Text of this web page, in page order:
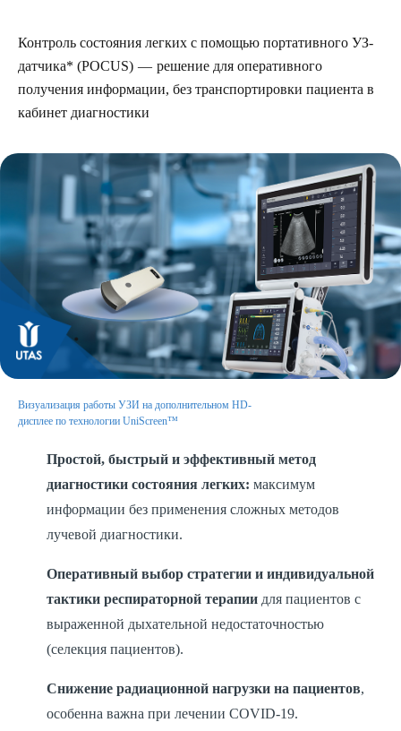
Контроль состояния легких с помощью портативного УЗ-
датчика* (POCUS) — решение для оперативного
получения информации, без транспортировки пациента в
кабинет диагностики
Визуализация работы УЗИ на дополнительном HD-
дисплее по технологии UniScreen™
Простой, быстрый и эффективный метод
диагностики состояния легких: максимум
информации без применения сложных методов
лучевой диагностики.
Оперативный выбор стратегии и индивидуальной
тактики респираторной терапии для пациентов с
выраженной дыхательной недостаточностью
(селекция пациентов).
Снижение радиационной нагрузки на пациентов,
особенна важна при лечении COVID-19.